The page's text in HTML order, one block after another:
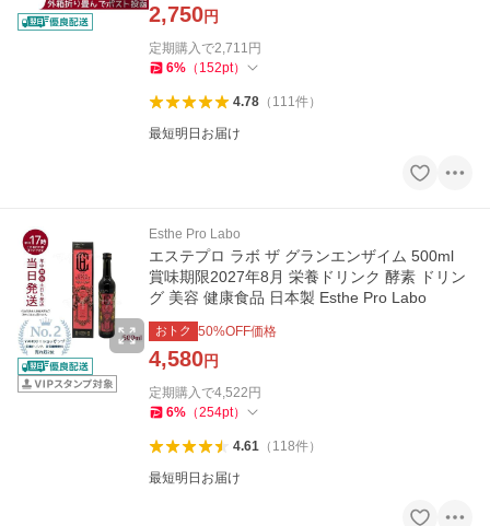
2,750円
定期購入で2,711 円
6% （ 152pt）
4.78（ 111件）
最短明日お届け
Esthe Pro Labo
エステプロ ラボ ザ グランエンザイム 500ml
賞味期限2027年8月 栄養ドリンク 酵素 ドリン
グ 美容 健康食品 日本製 Esthe Pro Labo
おトク 50%OFF価格
4,580円
定期購入で4,522 円
6% （254pt）
4.61（ 118件）
最短明日お届け